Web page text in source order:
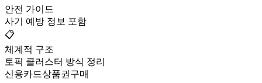
안전 가이드
사기 예방 정보 포함
📋
체계적 구조
토픽 클러스터 방식 정리
신용카드상품권구매